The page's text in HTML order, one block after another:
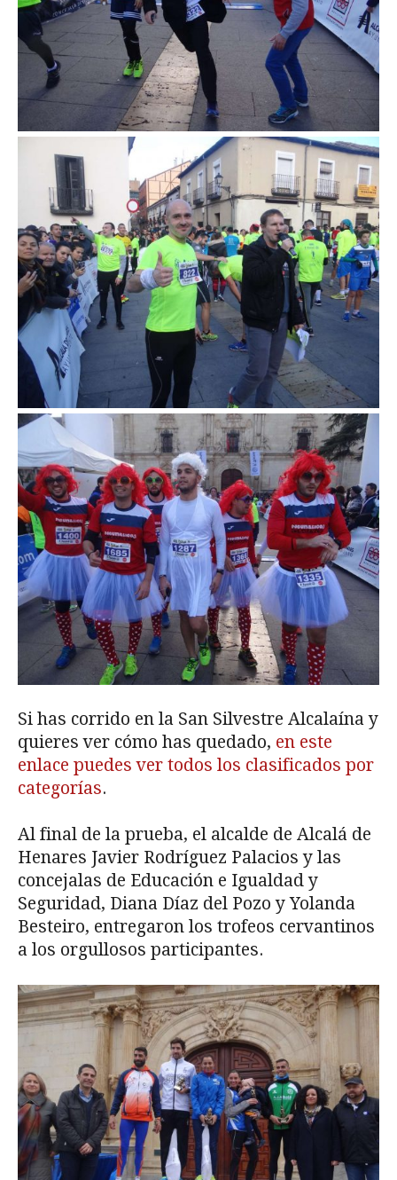
Si has corrido en la San Silvestre Alcalaína y
quieres ver cómo has quedado, en este
enlace puedes ver todos los clasificados por
categorías.
Al final de la prueba, el alcalde de Alcalá de
Henares Javier Rodríguez Palacios y las
concejalas de Educación e Igualdad y
Seguridad, Diana Díaz del Pozo y Yolanda
Besteiro, entregaron los trofeos cervantinos
a los orgullosos participantes.